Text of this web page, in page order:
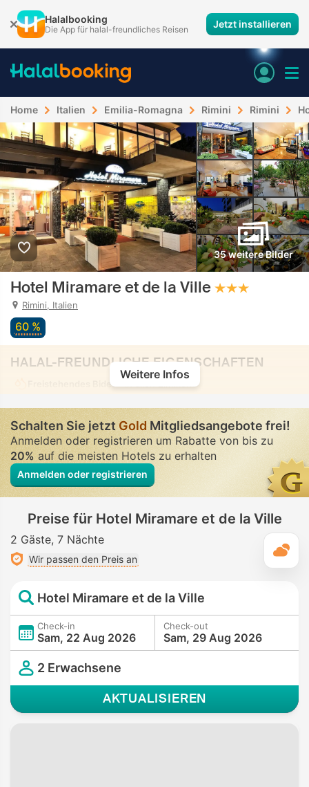
Halalbooking
Die App für halal-freundliches Reisen Jetzt installieren
Home Italien Emilia-Romagna Rimini Rimini
35 weitere Bilder
Hotel Miramare et de la Ville
Rimini, Italien
60 %
HALAL-FREUNDLICHE EIGENSCHAFTEN
Freistehendes Bidet
Weitere Infos
Schalten Sie jetztGold Mitgliedsangebote frei!
Anmelden oder registrieren um Rabatte von bis zu
20%auf die meisten Hotels zu erhalten
Anmelden oder registrieren
Preise für Hotel Miramare et de la Ville
2 Gäste 7 Nächte
Wir passen den Preis an
Hotel Miramare et de la Ville
Check-in
Sam, 22 Aug 2026
Check-out
Sam, 29 Aug 2026
2 Erwachsene
AKTUALISIEREN